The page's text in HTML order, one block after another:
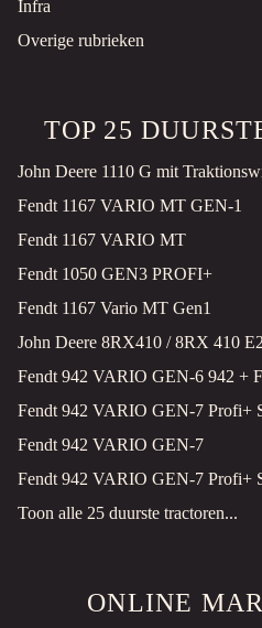
Infra
Overige rubrieken
TOP 25
John Deere 1110 G mit
Fendt 1167 VARIO MT GEN-1
Fendt 1167 VARIO MT
Fendt 1050 GEN3 PROFI+
Fendt 1167 Vario MT Gen1
John Deere 8RX410 / 8RX 410
Fendt 942 VARIO GEN-6 942 +
Fendt 942 VARIO GEN-7 Profi+
Fendt 942 VARIO GEN-7
Fendt 942 VARIO GEN-7 Profi+
Toon alle 25 duurste tractoren...
ONLINE